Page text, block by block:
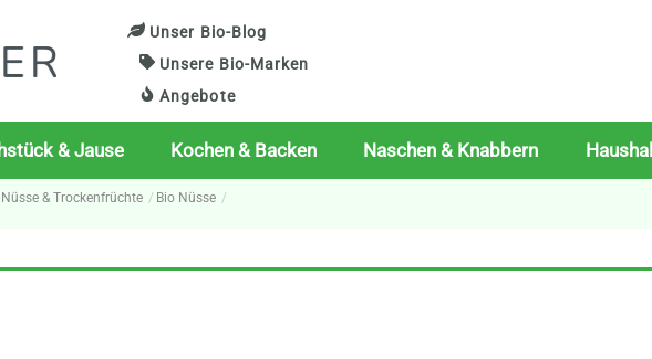
Unser Bio-Blog
Unsere Bio-Marken
Angebote
& Jause Kochen & Backen Naschen & Knabbern
Nüsse & Trockenfrüchte Bio Nüsse